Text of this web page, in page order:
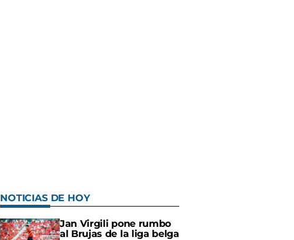
NOTICIAS DE HOY
Jan Virgili pone rumbo
al Brujas de la liga belga